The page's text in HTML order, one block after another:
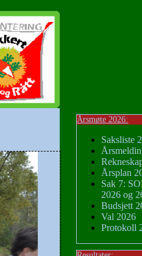
Årsmøte 2026:
Saksliste
Årsplan
Sak 7:
2026 og
Budsjett
Val 2026
Protokoll